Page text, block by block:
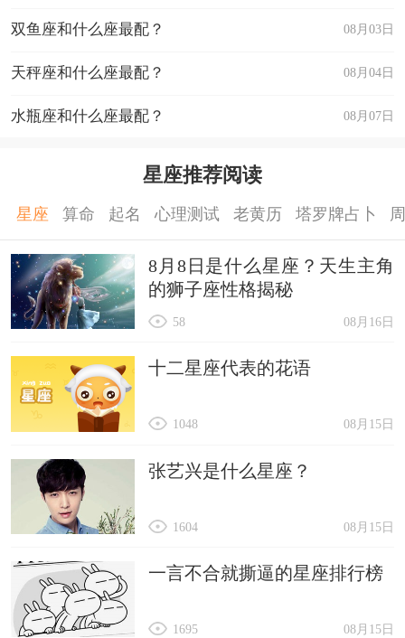
08月03日
双鱼座和什么座最配？
08月04日
天秤座和什么座最配？
08月07日
水瓶座和什么座最配？
星座推荐阅读
星座 算命 起名 心理测试 老黄历 塔罗牌占卜
8月8日是什么星座？天生主角
的狮子座性格揭秘
08月16日
58
十二星座代表的花语
08月15日
1048
张艺兴是什么星座？
08月15日
1604
一言不合就撕逼的星座排行榜
08月15日
1695